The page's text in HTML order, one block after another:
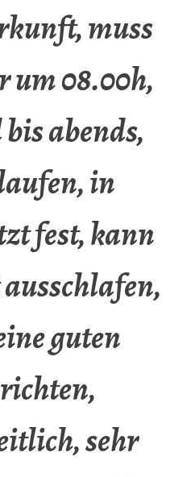
muss
um 08.00h,
abends,
in
fest, kann
guten
sehr